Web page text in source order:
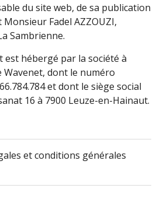
du site web, de sa publication
Fadel AZZOUZI,
Sambrienne.
est hébergé par la société à
dont le numéro
et dont le siège social
16 à 7900 Leuze-en-Hainaut.
et conditions générales